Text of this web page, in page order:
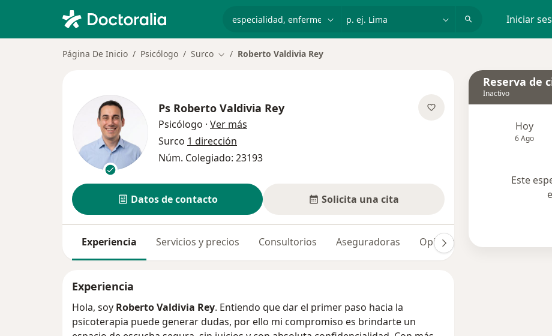
Iniciar
Página De Inicio Psicólogo Surco Cambiar de ciudad
Roberto Valdivia Rey
Ps Roberto Valdivia Rey
Psicólogo · Ver más
Surco 1 dirección
Núm. Colegiado: 23193
Datos de contacto Solicita una cita
Experiencia Servicios y precios Consultorios Aseguradoras Opiniones
Experiencia
Hola, soy Roberto Valdivia Rey. Entiendo que dar el primer paso hacia la
psicoterapia puede generar dudas, por ello mi compromiso es brindarte un
Reserva de
Inactivo
Hoy
6 Ago
Este